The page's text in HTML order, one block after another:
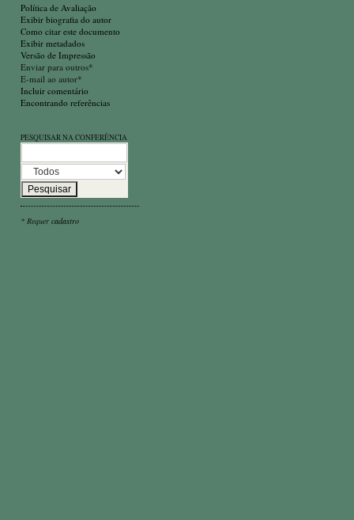
Política de Avaliação
Exibir biografia do autor
Como citar este documento
Exibir metadados
Versão de Impressão
Enviar para outros*
E-mail ao autor*
Incluir comentário
Encontrando referências
PESQUISAR NA CONFERÊNCIA
* Requercadastro